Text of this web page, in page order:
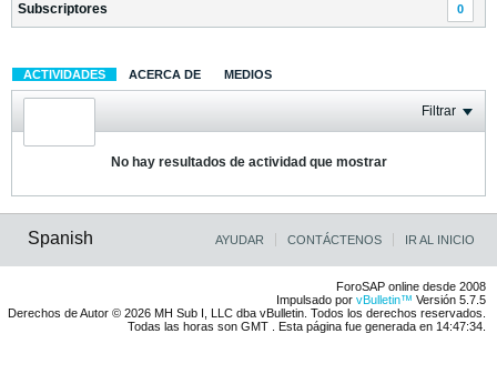
Subscriptores 0
ACTIVIDADES ACERCA DE MEDIOS
Filtrar
No hay resultados de actividad que mostrar
Spanish AYUDAR CONTÁCTENOS IR AL INICIO
ForoSAP online desde 2008
Impulsado por vBulletin™ Versión 5.7.5
Derechos de Autor © 2026 MH Sub I, LLC dba vBulletin. Todos los derechos reservados.
Todas las horas son GMT . Esta página fue generada en 14:47:34.